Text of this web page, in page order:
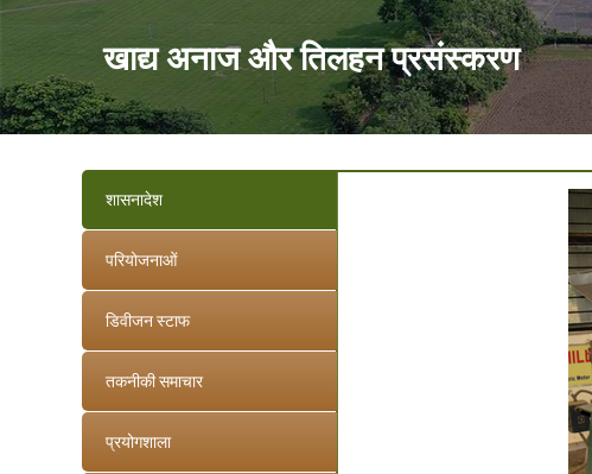
खाद्य अनाज और तिलहन प्रसंस्करण
शासनादेश
परियोजनाओं
डिवीजन स्टाफ
तकनीकी समाचार
प्रयोगशाला